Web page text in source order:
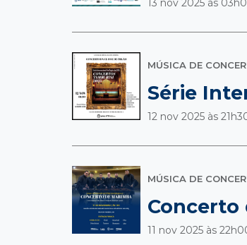
13 nov 2025 às
MÚSICA DE
Série
12 nov 2025 às
MÚSICA DE
Concerto
11 nov 2025 às